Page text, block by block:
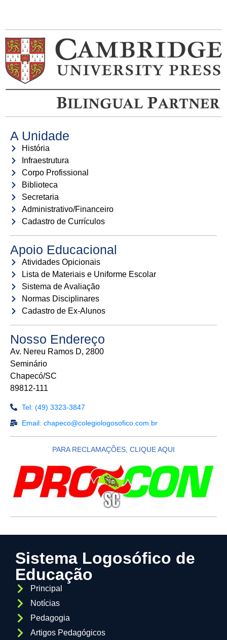
A Unidade
História
Infraestrutura
Corpo Profissional
Biblioteca
Secretaria
Administrativo/Financeiro
Cadastro de Currículos
Apoio Educacional
Atividades Opicionais
Lista de Materiais e Uniforme Escolar
Sistema de Avaliação
Normas Disciplinares
Cadastro de Ex-Alunos
Nosso Endereço
Av. Nereu Ramos D, 2800
Seminário
Chapecó/SC
89812-111
Tel: (49) 3323-3847
Email: chapeco@colegiologosofico.com.br
PARA RECLAMAÇÕES, CLIQUE AQUI
Sistema Logosófico de
Educação
Principal
Notícias
Pedagogia
Artigos Pedagógicos